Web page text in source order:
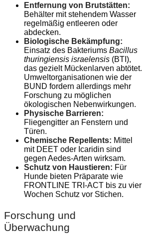
Entfernung von Brutstätten:
Behälter mit stehendem Wasser
regelmäßig entleeren oder
abdecken.
Biologische Bekämpfung:
Einsatz des Bakteriums Bacillus
thuringiensis israelensis (BTI),
das gezielt Mückenlarven abtötet.
Umweltorganisationen wie der
BUND fordern allerdings mehr
Forschung zu möglichen
ökologischen Nebenwirkungen.
Physische Barrieren:
Fliegengitter an Fenstern und
Türen.
Chemische Repellents: Mittel
mit DEET oder Icaridin sind
gegen Aedes-Arten wirksam.
Schutz von Haustieren: Für
Hunde bieten Präparate wie
FRONTLINE TRI-ACT bis zu vier
Wochen Schutz vor Stichen.
Forschung und
Überwachung